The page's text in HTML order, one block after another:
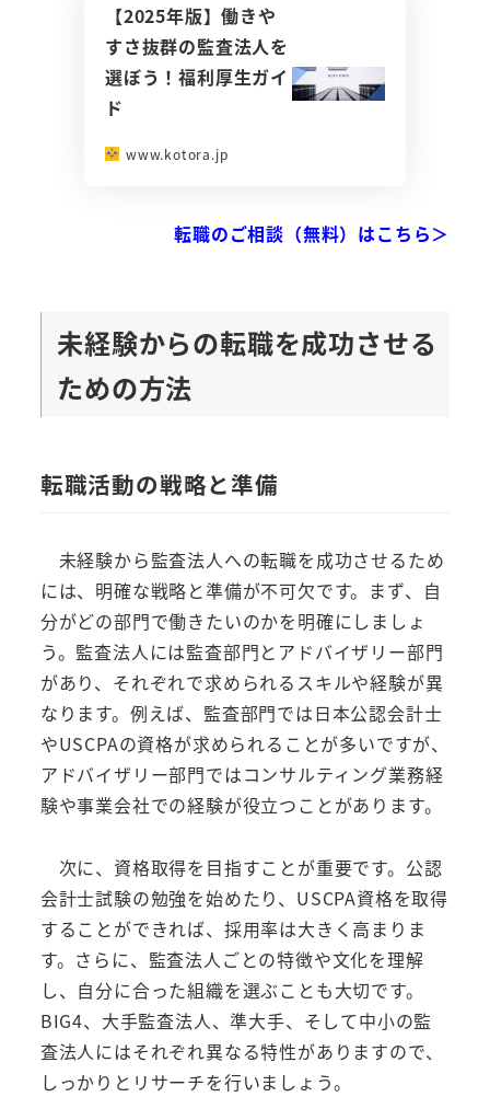
【2025年版】働きや
すさ抜群の監査法人を
選ぼう！福利厚生ガイ
ド
www.kotora.jp
転職のご相談（無料）はこちら＞
未経験からの転職を成功させる
ための方法
転職活動の戦略と準備
未経験から監査法人への転職を成功させるため
には、明確な戦略と準備が不可欠です。まず、自
分がどの部門で働きたいのかを明確にしましょ
う。監査法人には監査部門とアドバイザリー部門
があり、それぞれで求められるスキルや経験が異
なります。例えば、監査部門では日本公認会計士
やUSCPAの資格が求められることが多いですが、
アドバイザリー部門ではコンサルティング業務経
験や事業会社での経験が役立つことがあります。
次に、資格取得を目指すことが重要です。公認
会計士試験の勉強を始めたり、USCPA資格を取得
することができれば、採用率は大きく高まりま
す。さらに、監査法人ごとの特徴や文化を理解
し、自分に合った組織を選ぶことも大切です。
BIG4、大手監査法人、準大手、そして中小の監
査法人にはそれぞれ異なる特性がありますので、
しっかりとリサーチを行いましょう。